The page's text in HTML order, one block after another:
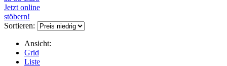
Jetzt online
stöbern!
Sortieren:
Ansicht:
Grid
Liste